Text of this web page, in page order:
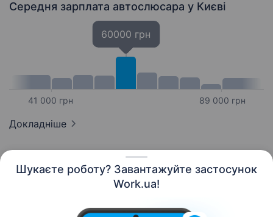
Шукаєте роботу? Завантажуйте застосунок
Work.ua!
Середня зарплата автослюсара у Києві
41 000 грн
60000 грн
89 000 грн
Докладніше